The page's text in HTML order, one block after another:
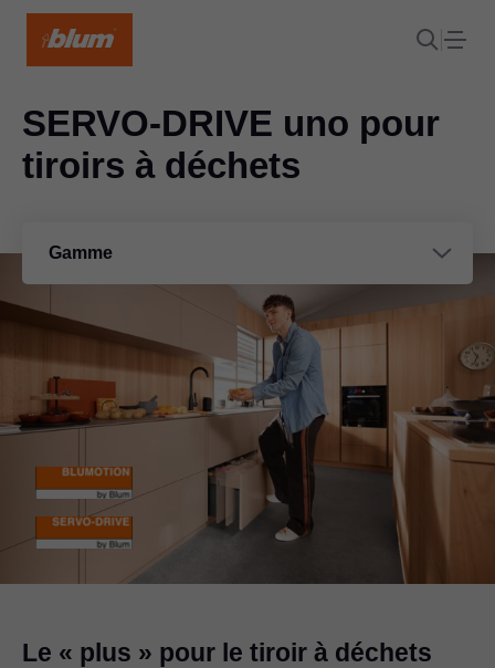
Gamme
SERVO-DRIVE uno pour
tiroirs à déchets
Le « plus » pour le tiroir à déchets